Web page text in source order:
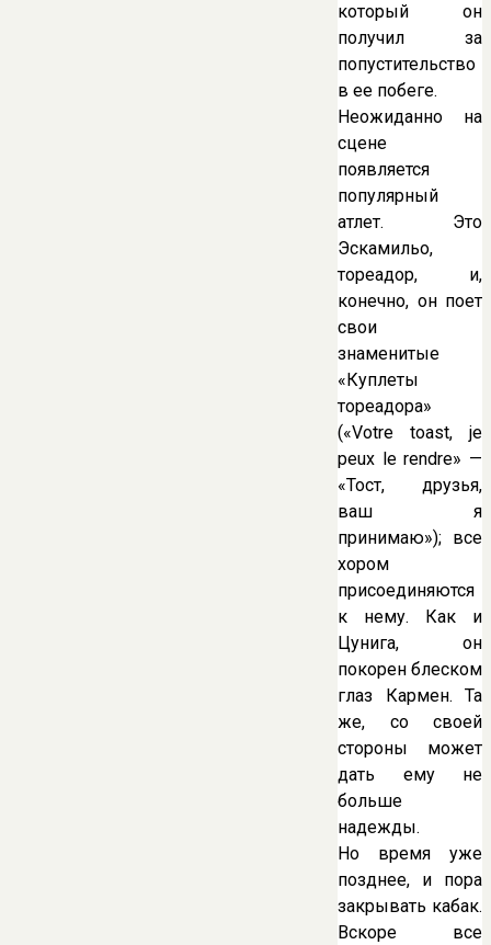
который он
получил за
попустительство
в ее побеге.
Неожиданно на
сцене
появляется
популярный
атлет. Это
Эскамильо,
тореадор, и,
конечно, он поет
свои
знаменитые
«Куплеты
тореадора»
(«Votre toast, je
peux le rendre» —
«Тост, друзья,
ваш я
принимаю»); все
хором
присоединяются
к нему. Как и
Цунига, он
покорен блеском
глаз Кармен. Та
же, со своей
стороны может
дать ему не
больше
надежды.
Но время уже
позднее, и пора
закрывать кабак.
Вскоре все